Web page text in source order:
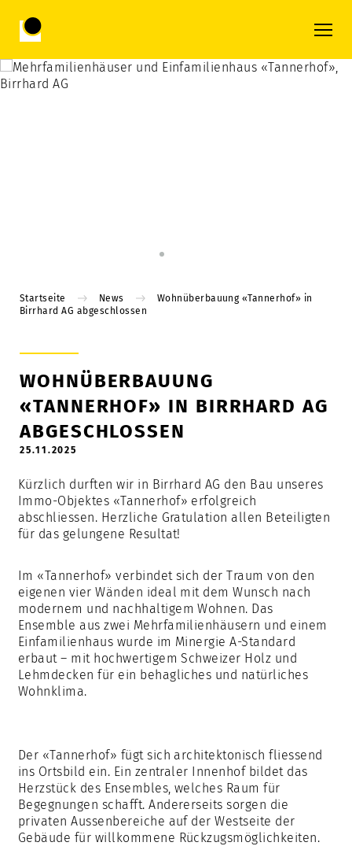
Startseite News
Wohnüberbauung «Tannerhof» in
Birrhard AG abgeschlossen
WOHNÜBERBAUUNG
«TANNERHOF» IN BIRRHARD AG
ABGESCHLOSSEN
25.11.2025
Kürzlich durften wir in Birrhard AG den Bau unseres
Immo-Objektes «Tannerhof» erfolgreich
abschliessen. Herzliche Gratulation allen Beteiligten
für das gelungene Resultat!
Im «Tannerhof» verbindet sich der Traum von den
eigenen vier Wänden ideal mit dem Wunsch nach
modernem und nachhaltigem Wohnen. Das
Ensemble aus zwei Mehrfamilienhäusern und einem
Einfamilienhaus wurde im Minergie A-Standard
erbaut – mit hochwertigem Schweizer Holz und
Lehmdecken für ein behagliches und natürliches
Wohnklima.
Der «Tannerhof» fügt sich architektonisch fliessend
ins Ortsbild ein. Ein zentraler Innenhof bildet das
Herzstück des Ensembles, welches Raum für
Begegnungen schafft. Andererseits sorgen die
privaten Aussenbereiche auf der Westseite der
Gebäude für willkommene Rückzugsmöglichkeiten.